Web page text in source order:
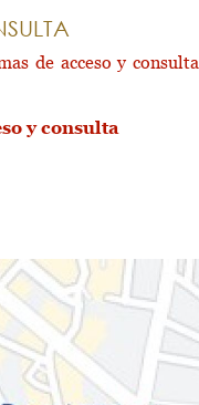
de acceso y consulta
y consulta